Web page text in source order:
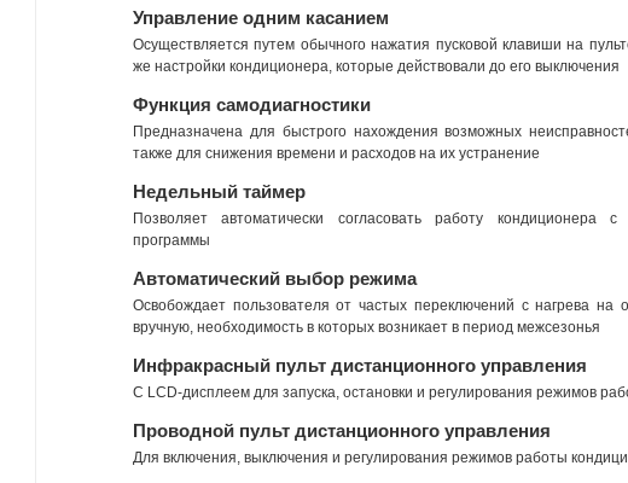
Управление одним касанием
Осуществляется путем обычного нажатия пусковой клавиши на
же настройки кондиционера, которые действовали до его выключения
Функция самодиагностики
Предназначена для быстрого нахождения возможных
также для снижения времени и расходов на их устранение
Недельный таймер
Позволяет автоматически согласовать работу кондиционера
программы
Автоматический выбор режима
Освобождает пользователя от частых переключений с нагрева на
вручную, необходимость в которых возникает в период межсезонья
Инфракрасный пульт дистанционного управления
С LCD-дисплеем для запуска, остановки и регулирования режимов
Проводной пульт дистанционного управления
Для включения, выключения и регулирования режимов работы